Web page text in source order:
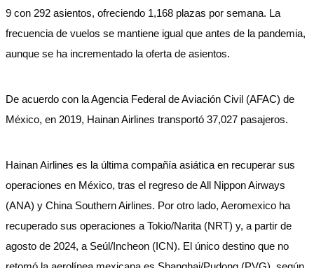
9 con 292 asientos, ofreciendo 1,168 plazas por semana. La
frecuencia de vuelos se mantiene igual que antes de la pandemia,
aunque se ha incrementado la oferta de asientos.
De acuerdo con la Agencia Federal de Aviación Civil (AFAC) de
México, en 2019, Hainan Airlines transportó 37,027 pasajeros.
Hainan Airlines es la última compañía asiática en recuperar sus
operaciones en México, tras el regreso de All Nippon Airways
(ANA) y China Southern Airlines. Por otro lado, Aeromexico ha
recuperado sus operaciones a Tokio/Narita (NRT) y, a partir de
agosto de 2024, a Seúl/Incheon (ICN). El único destino que no